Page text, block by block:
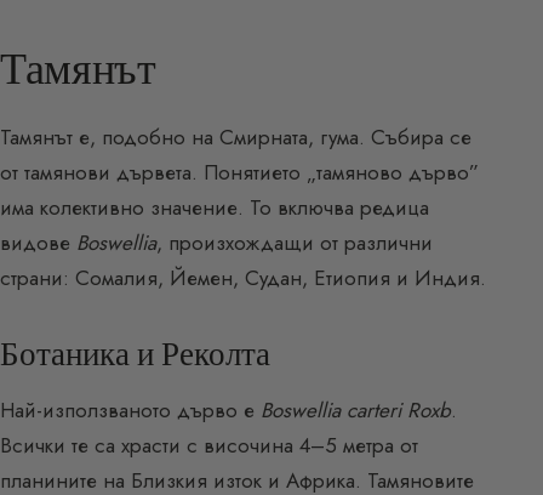
Тамянът
Тамянът е, подобно на Смирната, гума. Събира се
от тамянови дървета. Понятието „тамяново дърво”
има колективно значение. То включва редица
видове Boswellia, произхождащи от различни
страни: Сомалия, Йемен, Судан, Етиопия и Индия.
Ботаника и Реколта
Най-използваното дърво е Boswellia carteri Roxb.
Всички те са храсти с височина 4–5 метра от
планините на Близкия изток и Африка. Тамяновите